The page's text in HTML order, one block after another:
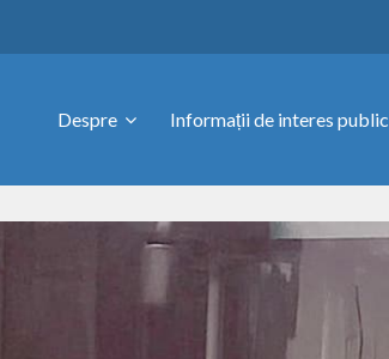
Despre Informații de interes public